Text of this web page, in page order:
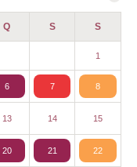
Q S S
1
6 7 8
13 14 15
20 21 22